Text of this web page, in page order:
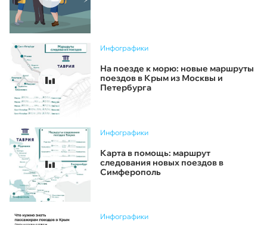
Инфографики
На поезде к морю: новые маршруты
поездов в Крым из Москвы и
Петербурга
Инфографики
Карта в помощь: маршрут
следования новых поездов в
Симферополь
Инфографики